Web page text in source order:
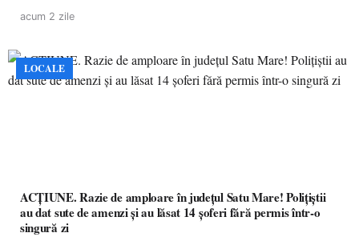
acum 2 zile
LOCALE
ACȚIUNE. Razie de amploare în județul Satu Mare! Polițiștii
au dat sute de amenzi și au lăsat 14 șoferi fără permis într-o
singură zi